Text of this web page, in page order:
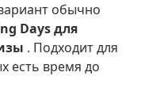
обычно
Days для
. Подходит для
есть время до